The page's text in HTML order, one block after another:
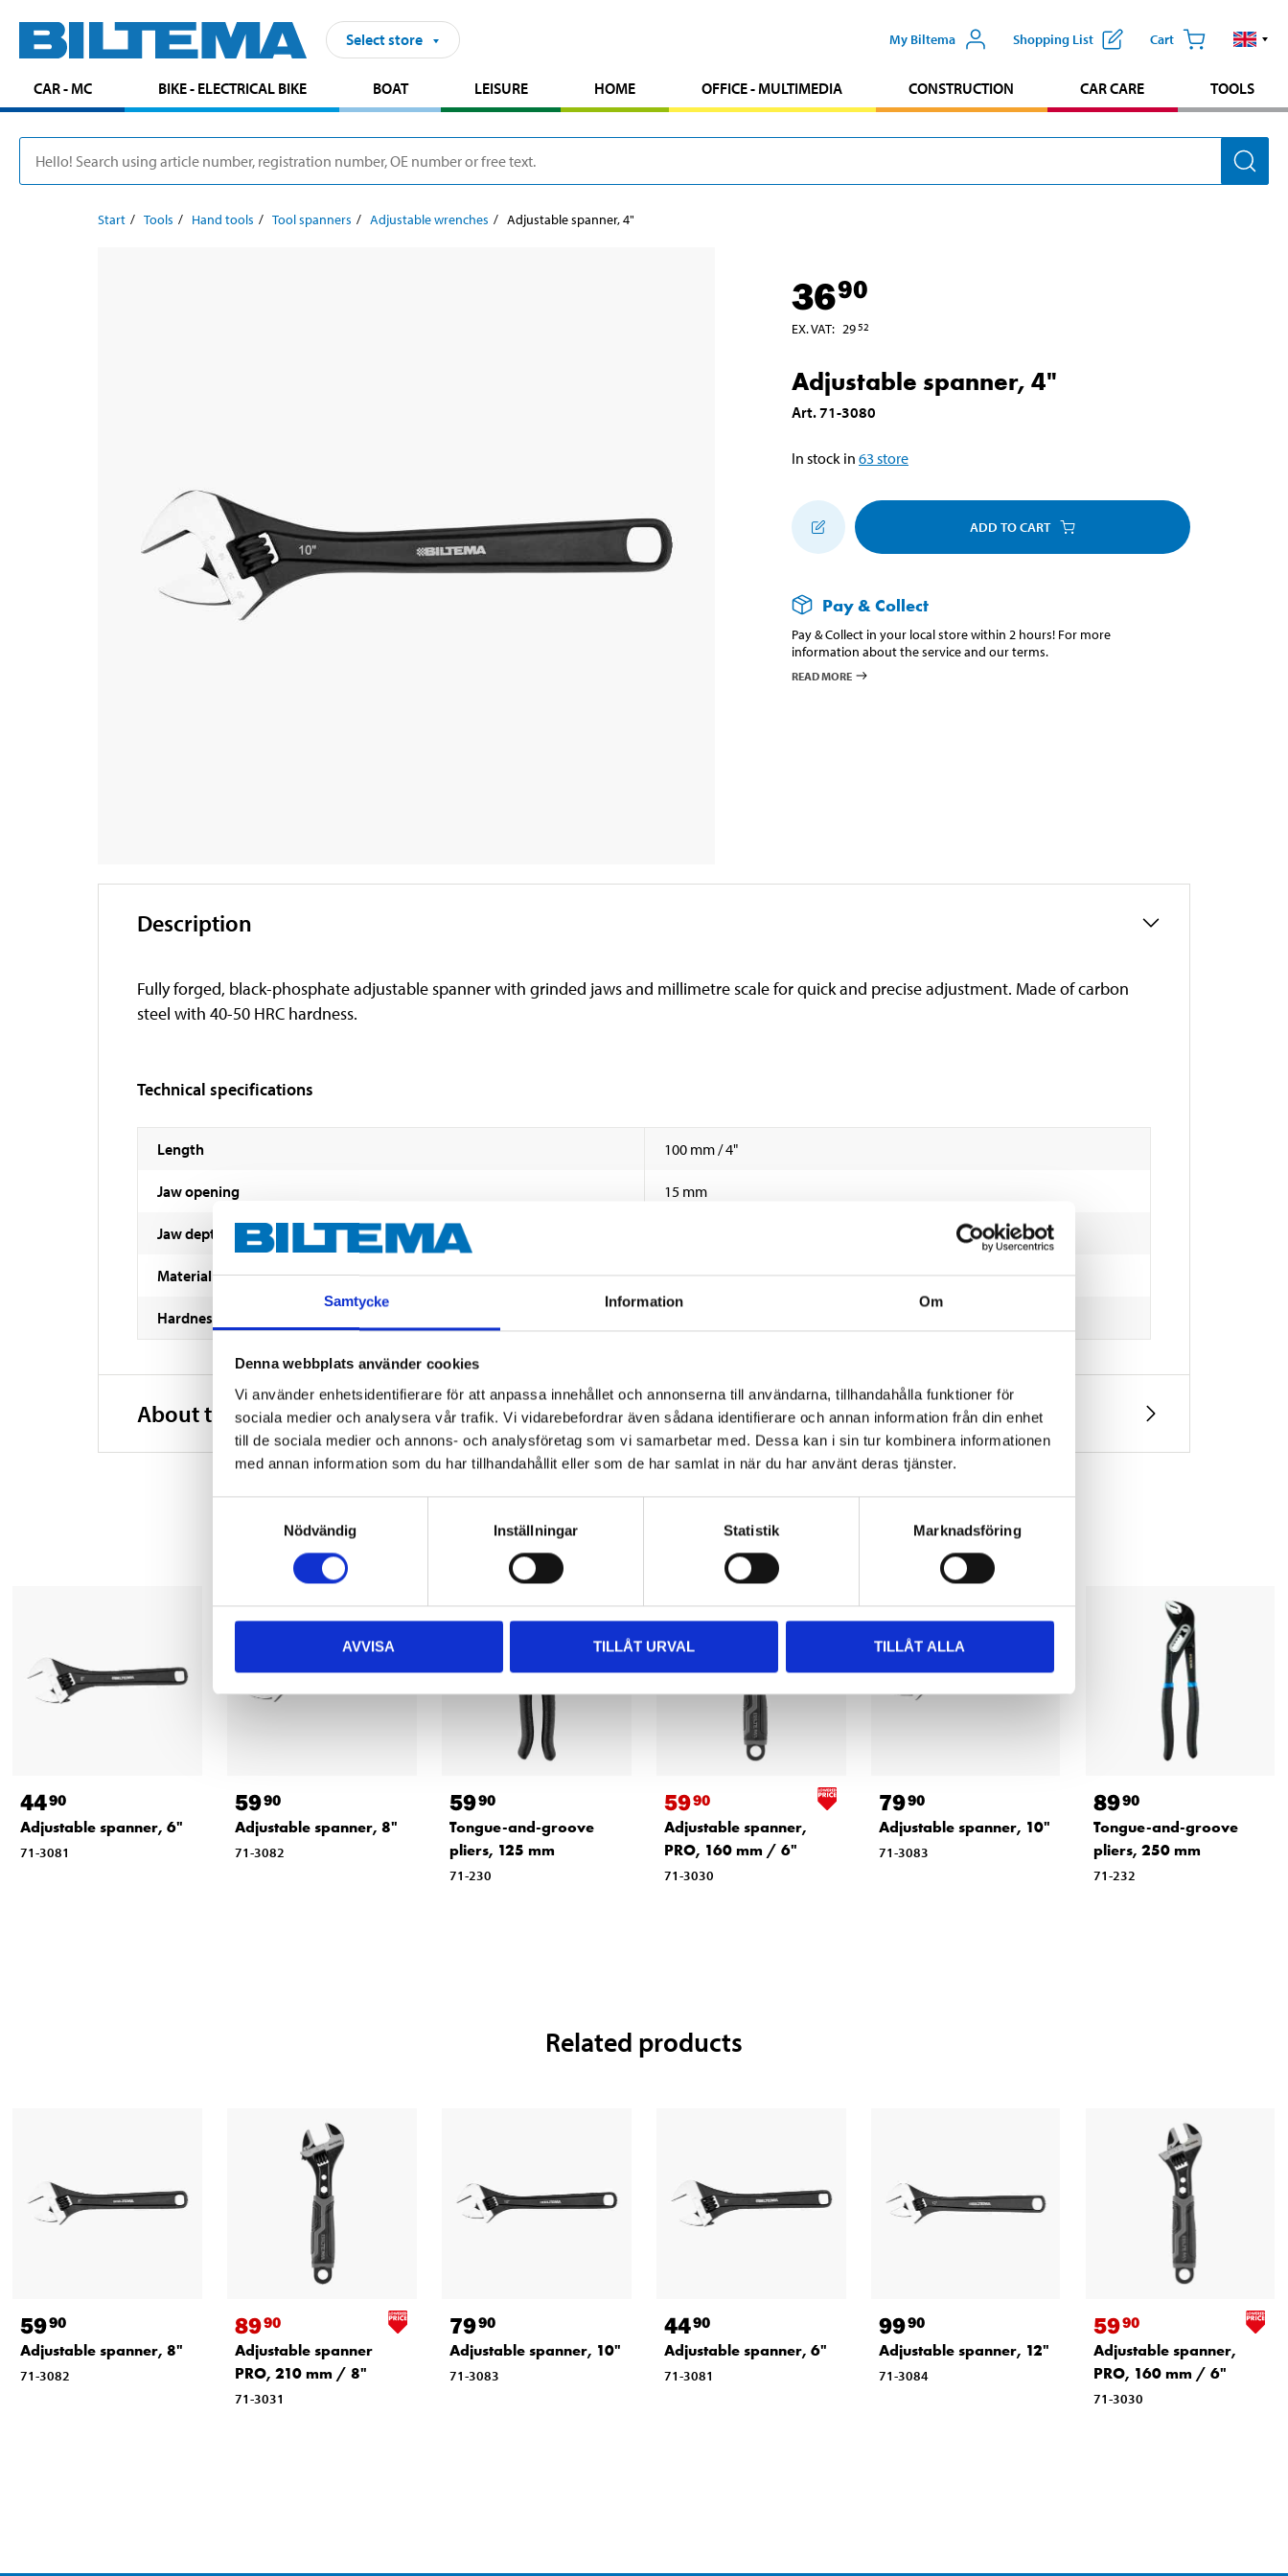
Samtycke Information Om
Denna webbplats använder cookies
Vi använder enhetsidentifierare för att anpassa innehållet och annonserna till användarna, tillhandahålla funktioner för
sociala medier och analysera vår trafik. Vi vidarebefordrar även sådana identifierare och annan information från din enhet
till de sociala medier och annons- och analysföretag som vi samarbetar med. Dessa kan i sin tur kombinera informationen
med annan information som du har tillhandahållit eller som de har samlat in när du har använt deras tjänster.
Nödvändig
Inställningar Statistik Marknadsföring
AVVISA TILLÅT URVAL TILLÅT ALLA
Select store My Biltema Shopping List Cart
CAR - MC BIKE - ELECTRICAL BIKE BOAT LEISURE HOME OFFICE - MULTIMEDIA CONSTRUCTION CAR CARE TOOLS
Start Tools Hand tools Tool spanners Adjustable wrenches Adjustable spanner, 4"
3690
EX. VAT: 2952
Adjustable spanner, 4"
Art.71-3080
In stock in 63 store
ADD TO CART
Pay & Collect
Pay & Collect in your local store within 2 hours! For more
information about the service and our terms.
READ MORE
Description
Fully forged, black-phosphate adjustable spanner with grinded jaws and millimetre scale for quick and precise adjustment. Made of carbon
steel with 40-50 HRC hardness.
Technical specifications
Length 100 mm / 4"
Jaw opening 15 mm
Jaw depth
Material Carbon steel
Hardness
About the manufacturer
Other customers also bought
4490
Adjustable spanner, 6"
71-3081
5990
Adjustable spanner, 8"
71-3082
5990
Tongue-and-groove
pliers, 125 mm
71-230
5990
Adjustable spanner,
PRO, 160 mm / 6"
71-3030
7990
Adjustable spanner, 10"
71-3083
8990
Tongue-and-groove
pliers, 250 mm
71-232
Related products
5990
Adjustable spanner, 8"
71-3082
8990
Adjustable spanner
PRO, 210 mm / 8"
71-3031
7990
Adjustable spanner, 10"
71-3083
4490
Adjustable spanner, 6"
71-3081
9990
Adjustable spanner, 12"
71-3084
5990
Adjustable spanner,
PRO, 160 mm / 6"
71-3030